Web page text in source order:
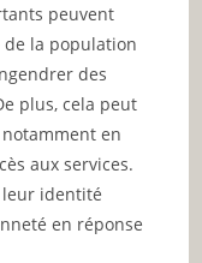
peuvent
la population
des
plus, cela peut
en
aux services.
leur identité
en réponse